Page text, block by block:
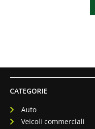
CATEGORIE
Auto
Veicoli commerciali